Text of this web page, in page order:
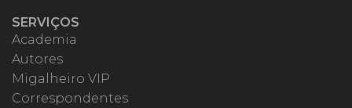
SERVIÇOS
Academia
Autores
Migalheiro VIP
Correspondentes